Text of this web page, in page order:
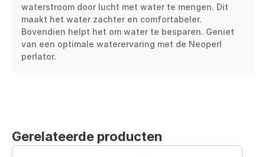
waterstroom door lucht met water te mengen. Dit
maakt het water zachter en comfortabeler.
Bovendien helpt het om water te besparen. Geniet
van een optimale waterervaring met de Neoperl
perlator.
Gerelateerde producten